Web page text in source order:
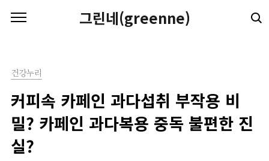
그린네(greenne)
건강누리
커피속 카페인 과다섭취 부작용 비
밀? 카페인 과다복용 중독 불편한 진
실?